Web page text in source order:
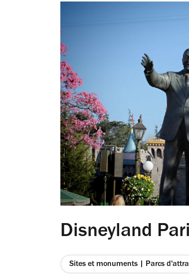
Disneyland
Sites et monuments | Parcs